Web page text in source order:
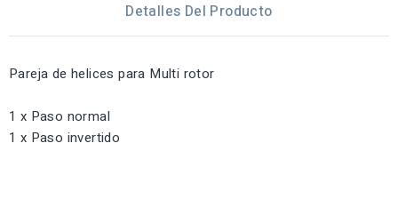
Detalles Del Producto
Pareja de helices para Multi rotor
1 x Paso normal
1 x Paso invertido